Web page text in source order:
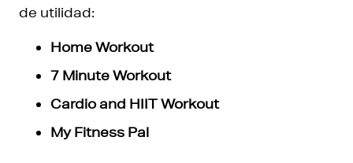
de utilidad:
Home Workout
7 Minute Workout
Cardio and HIIT Workout
My Fitness Pal